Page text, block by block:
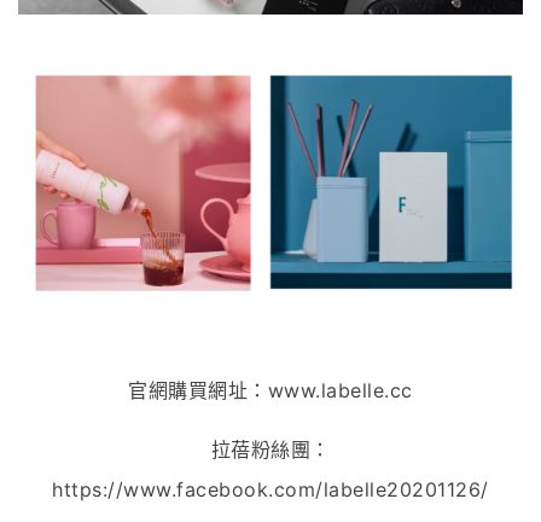
官網購買網址： www.labelle.cc
拉蓓粉絲團：
https://www.facebook.com/labelle20201126/